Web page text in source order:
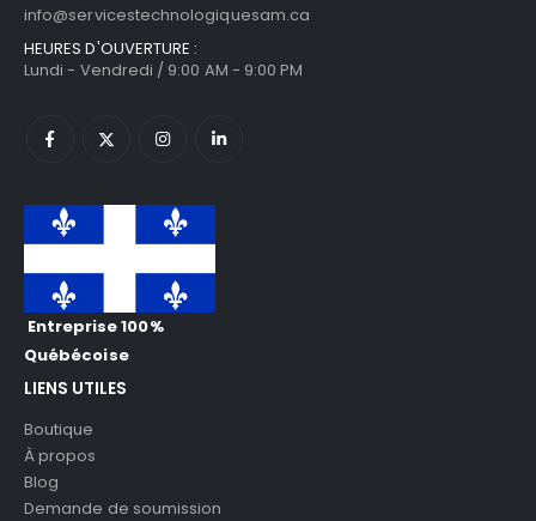
info@servicestechnologiquesam.ca
HEURES D'OUVERTURE :
Lundi - Vendredi / 9:00 AM - 9:00 PM
Entreprise 100%
Québécoise
LIENS UTILES
Boutique
À propos
Blog
Demande de soumission